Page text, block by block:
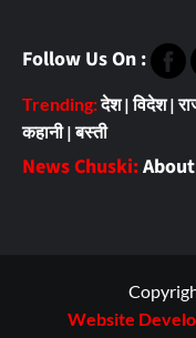
Follow Us On :
Trending:देश|विदेश|
कहानी|बस्ती
News Chuski:
Website